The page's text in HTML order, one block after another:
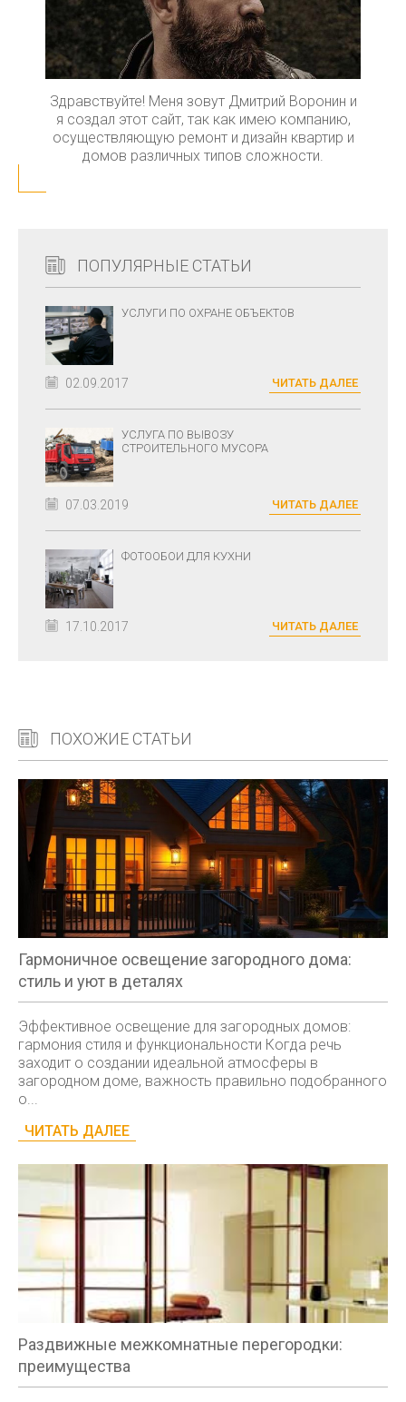
Здравствуйте! Меня зовут Дмитрий Воронин и
я создал этот сайт, так как имею компанию,
осуществляющую ремонт и дизайн квартир и
домов различных типов сложности.
ПОПУЛЯРНЫЕ СТАТЬИ
УСЛУГИ ПО ОХРАНЕ ОБЪЕКТОВ
02.09.2017 ЧИТАТЬ ДАЛЕЕ
УСЛУГА ПО ВЫВОЗУ
СТРОИТЕЛЬНОГО МУСОРА
07.03.2019 ЧИТАТЬ ДАЛЕЕ
ФОТООБОИ ДЛЯ КУХНИ
17.10.2017 ЧИТАТЬ ДАЛЕЕ
ПОХОЖИЕ СТАТЬИ
Гармоничное освещение загородного дома:
стиль и уют в деталях
Эффективное освещение для загородных домов:
гармония стиля и функциональности Когда речь
заходит о создании идеальной атмосферы в
загородном доме, важность правильно подобранного
о...
ЧИТАТЬ ДАЛЕЕ
Раздвижные межкомнатные перегородки:
преимущества